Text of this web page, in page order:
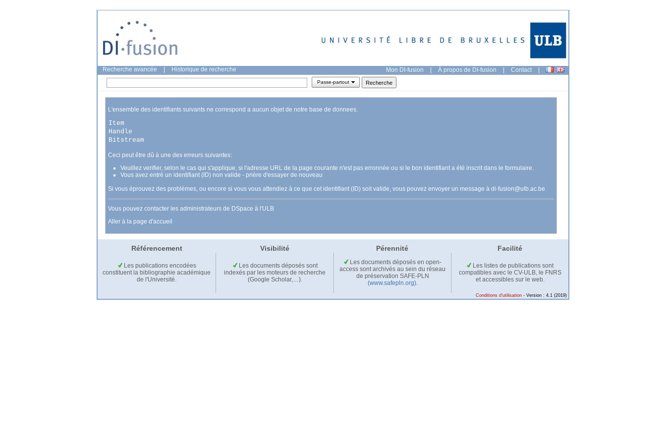
Recherche avancée Historique de recherche Mon DI-fusion | À propos de DI-fusion | Contact |
Passe-partout
L'ensemble des identifiants suivants ne correspond a aucun objet de notre base de donnees.
Item
Handle
Bitstream
Ceci peut être dû à une des erreurs suivantes:
Veuillez verifier, selon le cas qui s'applique, si l'adresse URL de la page courante n'est pas erronnée ou si le bon identifiant a été inscrit dans le formulaire.
Vous avez entré un identifiant (ID) non valide - prière d'essayer de nouveau
Si vous éprouvez des problèmes, ou encore si vous vous attendiez à ce que cet identifiant (ID) soit valide, vous pouvez envoyer un message à di-fusion@ulb.ac.be
Vous pouvez contacter les administrateurs de DSpace à l'ULB
Aller à la page d'accueil
Référencement Visibilité Pérennité Facilité
Les publications encodées
constituent la bibliographie académique
de l'Université.
Les documents déposés sont
indexés par les moteurs de recherche
(Google Scholar,…).
Les documents déposés en open-
access sont archivés au sein du réseau
de préservation SAFE-PLN
(www.safepln.org).
Les listes de publications sont
compatibles avec le CV-ULB, le FNRS
et accessibles sur le web.
Conditions d'utilisation - Version : 4.1 (2019)